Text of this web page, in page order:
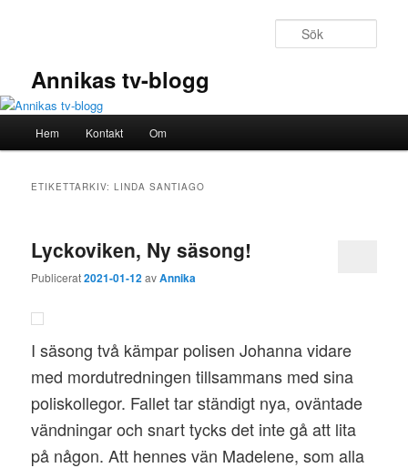
Annikas tv-blogg
Hem Kontakt Om
ETIKETTARKIV:LINDA SANTIAGO
Lyckoviken, Ny säsong!
Publicerat2021-01-12avAnnika
I säsong två kämpar polisen Johanna vidare
med mordutredningen tillsammans med sina
poliskollegor. Fallet tar ständigt nya, oväntade
vändningar och snart tycks det inte gå att lita
på någon. Att hennes vän Madelene, som alla